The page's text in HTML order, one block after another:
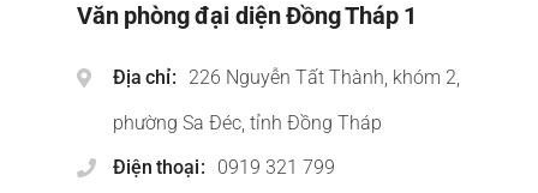
Văn phòng đại diện Đồng Tháp 1
Địa chỉ
226 Nguyễn Tất Thành, khóm 2,
phường Sa Đéc, tỉnh Đồng Tháp
Điện thoại
0919 321 799